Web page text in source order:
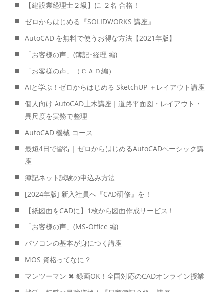
【建設業経理士２級】に ２名 合格！
ゼロからはじめる『SOLIDWORKS 講座』
AutoCAD を無料で使うお得な方法【2021年版】
「お客様の声」(簿記･経理 編)
「お客様の声」（ＣＡＤ編）
AIと学ぶ！ゼロからはじめる SketchUP ＋レイアウト講座
個人向け AutoCAD土木講座｜道路平面図・レイアウト・
異尺度を実務で整理
AutoCAD 機械 コース
最短4日で習得｜ゼロからはじめるAutoCADベーシック講
座
簿記ネット試験の申込み方法
[2024年版] 新入社員へ『CAD研修』を！
【紙図面をCADに】1枚から図面作成サービス！
「お客様の声」(MS-Office 編)
パソコンの基本が身につく講座
MOS 資格ってなに？
マンツーマン ✖ 録画OK！全国対応のCADオンライン授業